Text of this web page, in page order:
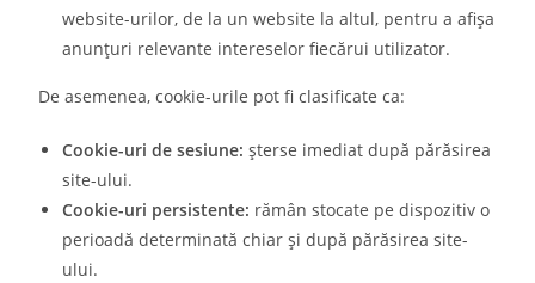
website-urilor, de la un website la altul, pentru a afișa
anunţuri relevante intereselor fiecărui utilizator.
De asemenea, cookie-urile pot fi clasificate ca:
Cookie-uri de sesiune: șterse imediat după părăsirea
site-ului.
Cookie-uri persistente: rămân stocate pe dispozitiv o
perioadă determinată chiar și după părăsirea site-
ului.